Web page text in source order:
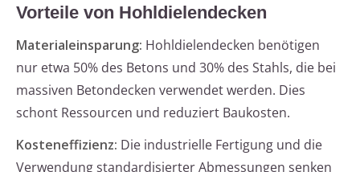
Vorteile von Hohldielendecken
Materialeinsparung: Hohldielendecken benötigen
nur etwa 50% des Betons und 30% des Stahls, die bei
massiven Betondecken verwendet werden. Dies
schont Ressourcen und reduziert Baukosten.
Kosteneffizienz: Die industrielle Fertigung und die
Verwendung standardisierter Abmessungen senken